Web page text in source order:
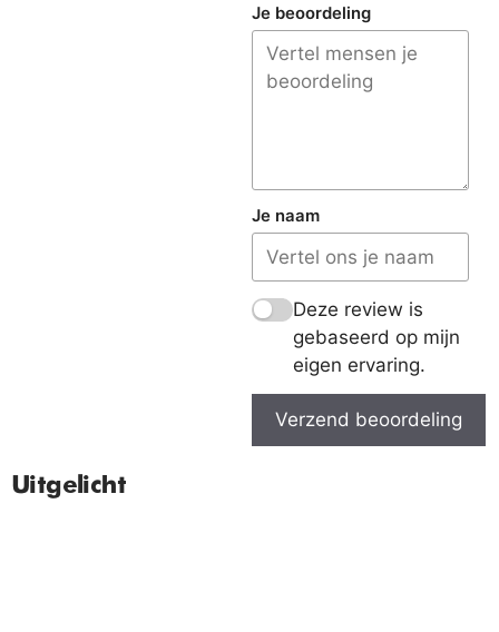
Je beoordeling
Je naam
Deze review is
gebaseerd op mijn
eigen ervaring.
Verzend beoordeling
Uitgelicht